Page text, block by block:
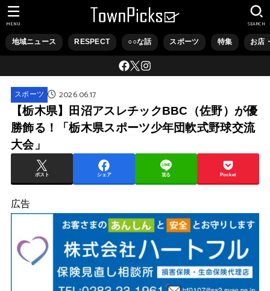
地域ニュース RESPECT ○○な話 スポーツ 特集 お店
SEARCH
MENU
スポーツ 2026.06.17
【栃木県】田沼アスレチックBBC（佐野）が優
勝飾る！「栃木県スポーツ少年団軟式野球交流
大会」
ポスト シェア 送る Pocket
広告